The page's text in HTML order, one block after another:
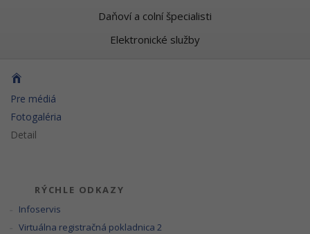
Daňoví a colní špecialisti
Elektronické služby
Pre médiá
Fotogaléria
Detail
RÝCHLE ODKAZY
Infoservis
Virtuálna registračná pokladnica 2